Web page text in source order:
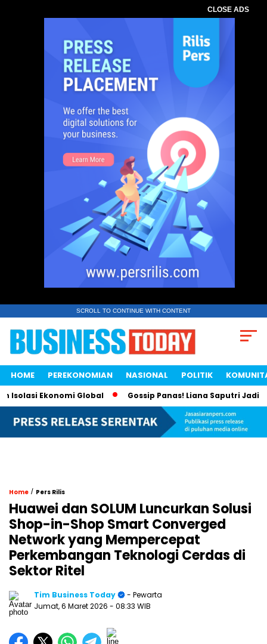
CLOSE ADS
SCROLL TO CONTINUE WITH CONTENT
HOME PEREKONOMIAN NASIONAL POLITIK
Ekonomi Global Gossip Panas! Liana Saputri Jadi Ratu
Home / Pers Rilis
Huawei dan SOLUM Luncurkan Solusi
Shop-in-Shop Smart Converged
Network yang Mempercepat
Perkembangan Teknologi Cerdas di
Sektor Ritel
Tim Business Today
- Pewarta
Jumat, 6 Maret 2026 - 08:33 WIB